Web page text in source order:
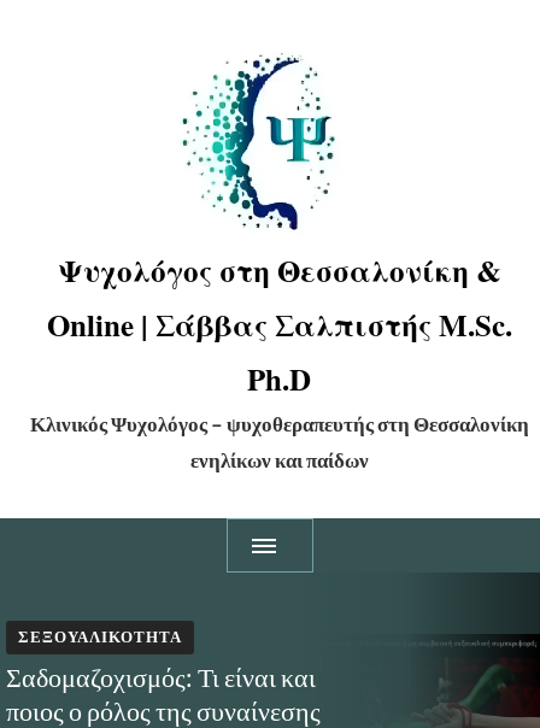
Ψυχολόγος στη Θεσσαλονίκη &
Online | Σάββας Σαλπιστής M.Sc.
Ph.D
Κλινικός Ψυχολόγος – ψυχοθεραπευτής στη Θεσσαλονίκη
ενηλίκων και παίδων
ΣΕΞΟΥΑΛΙΚΌΤΗΤΑ
Σαδομαζοχισμός: Τι είναι και
ποιος ο ρόλος της συναίνεσης